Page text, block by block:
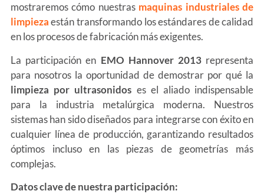
mostraremos cómo nuestras maquinas industriales de
limpieza están transformando los estándares de calidad
en los procesos de fabricación más exigentes.
La participación en EMO Hannover 2013representa
para nosotros la oportunidad de demostrar por qué la
limpieza por ultrasonidos es el aliado indispensable
para la industria metalúrgica moderna. Nuestros
sistemas han sido diseñados para integrarse con éxito en
cualquier línea de producción, garantizando resultados
óptimos incluso en las piezas de geometrías más
complejas.
Datos clave de nuestra participación: